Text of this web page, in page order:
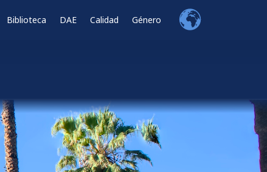
Biblioteca DAE Calidad Género